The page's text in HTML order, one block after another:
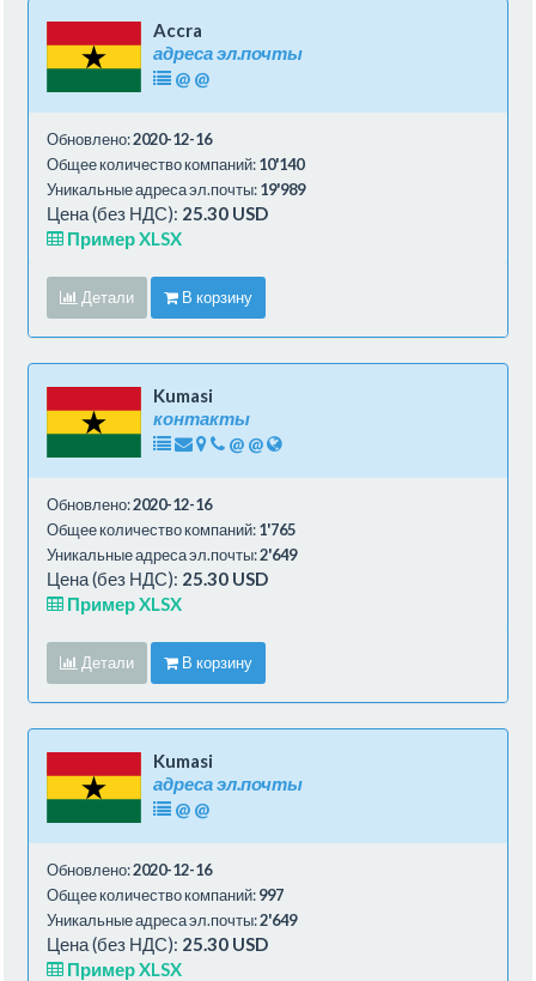
Accra
адреса эл.почты
@ @
Обновлено:2020-12-16
Общее количество компаний:10'140
Уникальные адреса эл.почты:19'989
Цена (без НДС): 25.30 USD
Пример XLSX
Детали В корзину
Kumasi
контакты
@ @
Обновлено:2020-12-16
Общее количество компаний:1'765
Уникальные адреса эл.почты:2'649
Цена (без НДС): 25.30 USD
Пример XLSX
Детали В корзину
Kumasi
адреса эл.почты
@ @
Обновлено:2020-12-16
Общее количество компаний:997
Уникальные адреса эл.почты:2'649
Цена (без НДС): 25.30 USD
Пример XLSX